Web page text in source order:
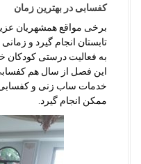
کفسابی در بهترین زمان
برخی مواقع همشهریان
تابستان انجام گیرد و
به فعالیت درستی کودکان
این فصل از سال هم
خدمات ساب زنی و
ممکن انجام گیرد.